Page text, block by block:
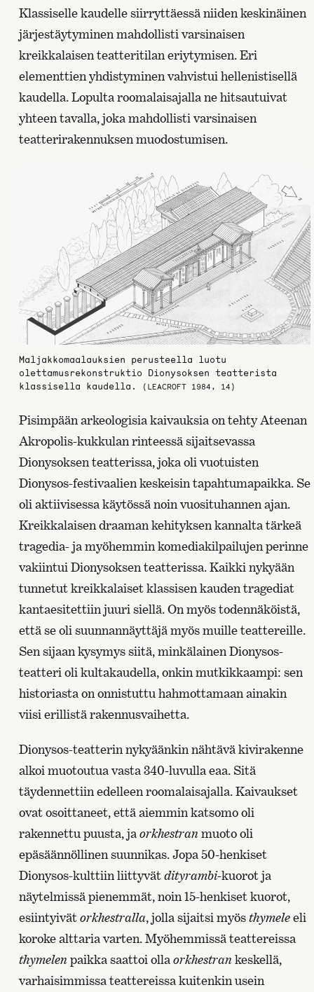
Klassiselle kaudelle siirryttäessä niiden keskinäinen
järjestäytyminen mahdollisti varsinaisen
kreikkalaisen teatteritilan eriytymisen. Eri
elementtien yhdistyminen vahvistui hellenistisellä
kaudella. Lopulta roomalaisajalla ne hitsautuivat
yhteen tavalla, joka mahdollisti varsinaisen
teatterirakennuksen muodostumisen.
Maljakkomaalauksien perusteella luotu
olettamusrekonstruktio Dionysoksen teatterista
klassisella kaudella.
(LEACROFT 1984, 14)
Pisimpään arkeologisia kaivauksia on tehty Ateenan
Akropolis-kukkulan rinteessä sijaitsevassa
Dionysoksen teatterissa, joka oli vuotuisten
Dionysos-festivaalien keskeisin tapahtumapaikka. Se
oli aktiivisessa käytössä noin vuosituhannen ajan.
Kreikkalaisen draaman kehityksen kannalta tärkeä
tragedia- ja myöhemmin komediakilpailujen perinne
vakiintui Dionysoksen teatterissa. Kaikki nykyään
tunnetut kreikkalaiset klassisen kauden tragediat
kantaesitettiin juuri siellä. On myös todennäköistä,
että se oli suunnannäyttäjä myös muille teattereille.
Sen sijaan kysymys siitä, minkälainen Dionysos-
teatteri oli kultakaudella, onkin mutkikkaampi: sen
historiasta on onnistuttu hahmottamaan ainakin
viisi erillistä rakennusvaihetta.
Dionysos-teatterin nykyäänkin nähtävä kivirakenne
alkoi muotoutua vasta 340-luvulla eaa. Sitä
täydennettiin edelleen roomalaisajalla. Kaivaukset
ovat osoittaneet, että aiemmin katsomo oli
rakennettu puusta, jaorkhestranmuoto oli
epäsäännöllinen suunnikas. Jopa 50-henkiset
Dionysos-kulttiin liittyvätdityrambi-kuorot ja
näytelmissä pienemmät, noin 15-henkiset kuorot,
esiintyivätorkhestralla, jolla sijaitsi myösthymeleeli
koroke alttaria varten. Myöhemmissä teattereissa
thymelenpaikka saattoi ollaorkhestrankeskellä,
varhaisimmissa teattereissa kuitenkin usein